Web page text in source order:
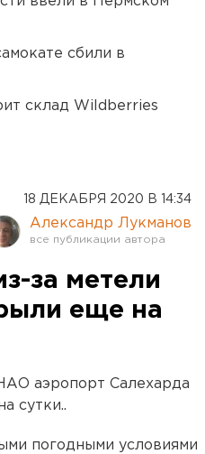
сбили в
склад Wildberries
18 ДЕКАБРЯ 2020 В 14:34
Александр Лукманов
за метели
еще на
аэропорт Салехарда
сутки..
погодными условиями